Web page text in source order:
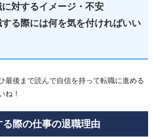
に対するイメージ・不安
する際には何を気を付ければいい
最後まで読んで自信を持って転職に進める
ね！
際の仕事の退職理由